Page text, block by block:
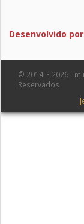
Desenvolvido
© 2014 ~ 2026 -
Reservados